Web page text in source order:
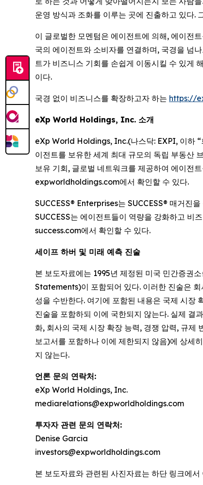
운영 방식과 조화를 이루는 곳에 진출하고 있다.
이 글로벌한 모멘텀은 에이전트에 의해, 에이전
국의 에이전트와 소비자를 연결하며, 국경을 넘
트가 비즈니스 기회를 손쉽게 이동시킬 수 있게
이다.
국경 없이 비즈니스를 확장하고자 하는 https://
eXp World Holdings, Inc. 소개
eXp World Holdings, Inc.(나스닥: EXPI, 이하
이전트를 보유한 세계 최대 규모의 독립 부동산
보유 기회, 글로벌 네트워크를 제공하여 에이전
expworldholdings.com에서 확인할 수 있다.
SUCCESS® Enterprises는 SUCCESS® 매거진
SUCCESS는 에이전트들이 역량을 강화하고 비
success.com에서 확인할 수 있다.
세이프 하버 및 미래 예측 진술
본 보도자료에는 1995년 제정된 미국 민간증
Statements)이 포함되어 있다. 이러한 진술은 회
성을 수반한다. 여기에 포함된 내용은 국제 시장
진술을 포함하되 이에 국한되지 않는다. 실제 결
화, 회사의 국제 시장 확장 능력, 경쟁 압력, 규
보고서를 포함하나 이에 제한되지 않음)에 상세
지 않는다.
언론 문의 연락처:
eXp World Holdings, Inc.
mediarelations@expworldholdings.com
투자자 관련 문의 연락처:
Denise Garcia
investors@expworldholdings.com
본 보도자료와 관련된 사진자료는 하단 링크에